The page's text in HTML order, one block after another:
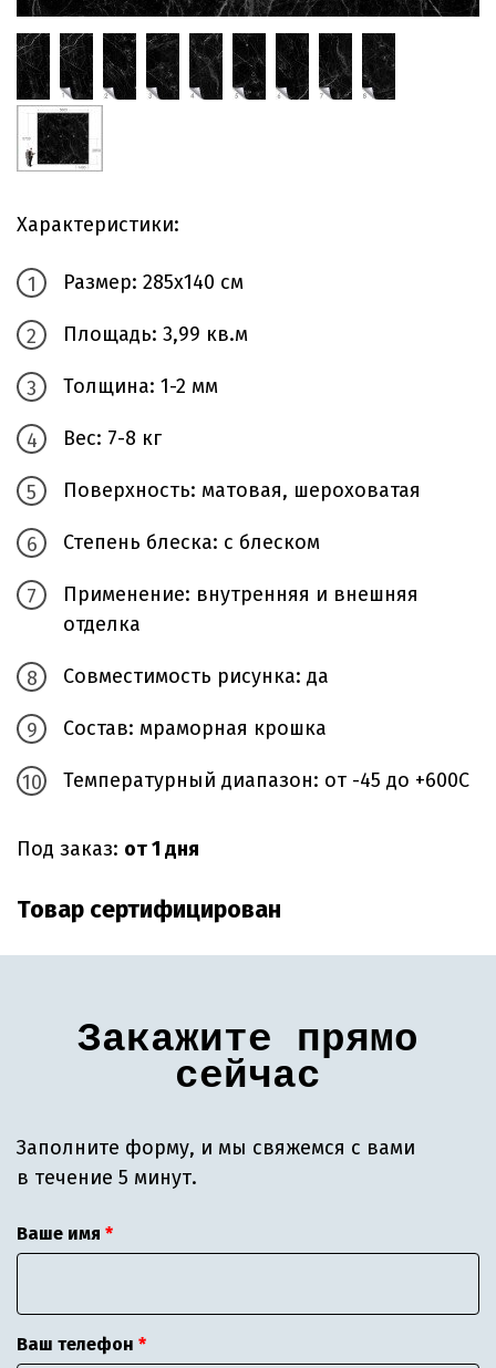
Характеристики:
Размер: 285х140 см
Площадь: 3,99 кв.м
Толщина: 1-2 мм
Вес: 7-8 кг
Поверхность: матовая, шероховатая
Степень блеска: с блеском
Применение: внутренняя и внешняя
отделка
Совместимость рисунка: да
Состав: мраморная крошка
Температурный диапазон: от -45 до +600С
Под заказ: от 1 дня
Товар сертифицирован
Закажите прямо
сейчас
Заполните форму, и мы свяжемся с вами
в течение 5 минут.
Ваше имя
Ваш телефон